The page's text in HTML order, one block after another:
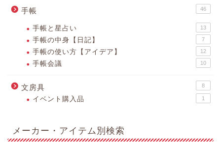
手帳 46
手帳と星占い 13
手帳の中身【日記】 7
手帳の使い方【アイデア】 12
手帳会議 10
文房具 8
イベント購入品 1
メーカー・アイテム別検索